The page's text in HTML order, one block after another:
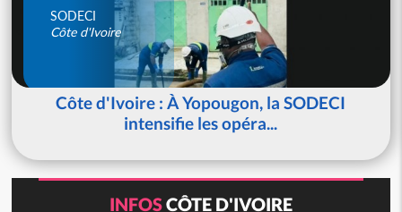
SODECI
Côte d'Ivoire
Côte d'Ivoire : À Yopougon, la SODECI
intensifie les opéra...
INFOSCÔTE D'IVOIRE